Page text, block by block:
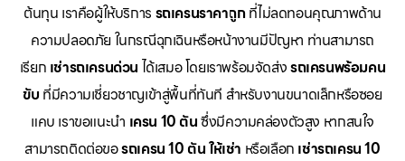
ต้นทุน เราคือผู้ให้บริการ รถเครนราคาถูกที่ไม่ลดทอนคุณภาพด้าน
ความปลอดภัย ในกรณีฉุกเฉินหรือหน้างานมีปัญหา ท่านสามารถ
เรียก เช่ารถเครนด่วน ได้เสมอ โดยเราพร้อมจัดส่งรถเครนพร้อมคน
ขับ ที่มีความเชี่ยวชาญเข้าสู่พื้นที่ทันที สำหรับงานขนาดเล็กหรือซอย
แคบ เราขอแนะนำ เครน 10 ตันซึ่งมีความคล่องตัวสูง หากสนใจ
สามารถติดต่อขอรถเครน 10 ตัน ให้เช่า หรือเลือก เช่ารถเครน 10